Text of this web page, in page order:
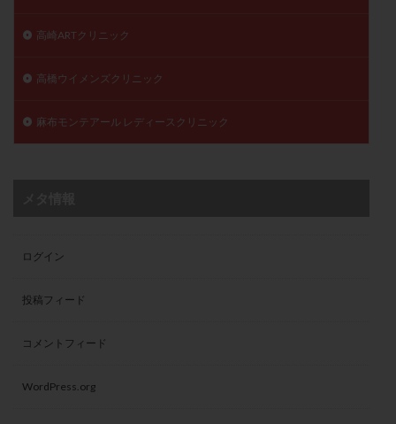
高崎ARTクリニック
高橋ウイメンズクリニック
麻布モンテアール レディースクリニック
ログイン
投稿フィード
コメントフィード
WordPress.org